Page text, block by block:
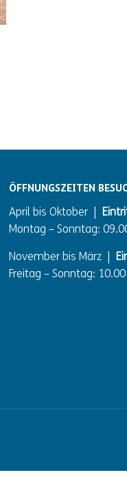
ÖFFNUNGSZEITEN
April bis Oktober |
Montag – Sonntag:
November bis März |
Freitag – Sonntag: